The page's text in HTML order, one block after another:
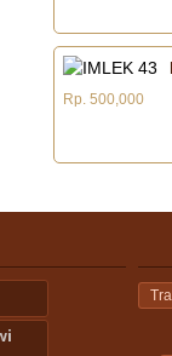
Rp. 500,000